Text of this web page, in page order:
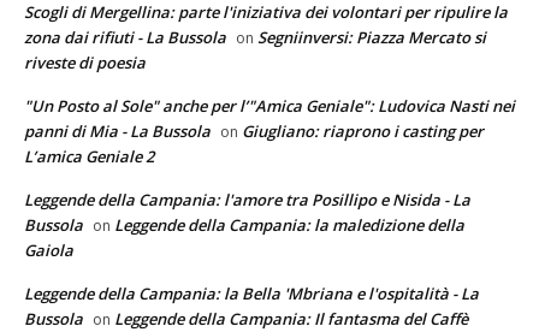
Scogli di Mergellina: parte l'iniziativa dei volontari per ripulire la
zona dai rifiuti - La Bussola on Segniinversi: Piazza Mercato si
riveste di poesia
"Un Posto al Sole" anche per l’"Amica Geniale": Ludovica Nasti nei
panni di Mia - La Bussola on Giugliano: riaprono i casting per
L’amica Geniale 2
Leggende della Campania: l'amore tra Posillipo e Nisida - La
Bussola on Leggende della Campania: la maledizione della
Gaiola
Leggende della Campania: la Bella 'Mbriana e l'ospitalità - La
Bussola on Leggende della Campania: Il fantasma del Caffè